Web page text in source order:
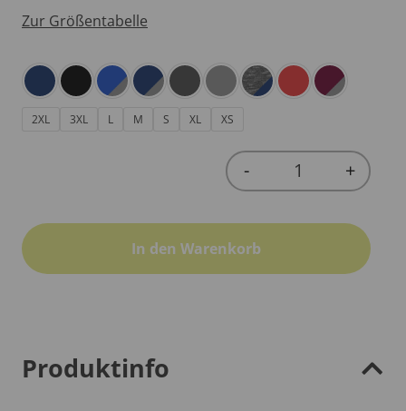
Zur Größentabelle
2XL 3XL L M S XL XS
Quantity
- +
In den Warenkorb
Produktinfo